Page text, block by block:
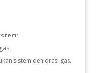
sistem dehidrasi gas.